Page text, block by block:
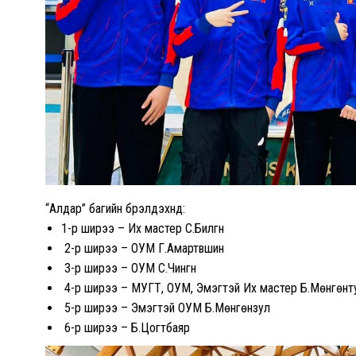
“Алдар” багийн бүрэлдэхүүнд:
1-р ширээ – Их мастер С.Билгүүн
2-р ширээ – ОУМ Г.Амартүвшин
3-р ширээ – ОУМ С.Чингүүн
4-р ширээ – МУГТ, ОУМ, Эмэгтэй Их мастер
5-р ширээ – Эмэгтэй ОУМ Б.Мөнгөнзул
6-р ширээ – Б.Цогтбаяр